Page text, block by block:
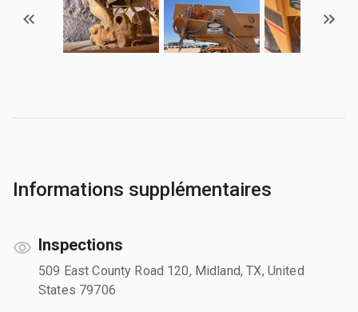
Informations supplémentaires
Inspections
509 East County Road 120, Midland, TX, United
States 79706